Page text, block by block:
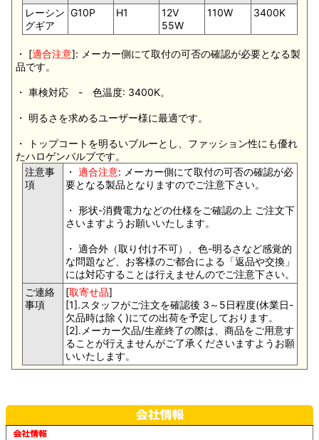
レーシン
グギア
G10P H1
12V
55W
110W 3400K
・ [適合注意]: メーカー側にて取付の可否の確認が必要となる製
品です。
・ 車検対応 - 色温度: 3400K。
・ 明るさを求めるユーザー様に最適です。
・ トップコートを明るいブルーとし、ファッション性にも優れ
たハロゲンバルブです。
注意事
項
・ 適合注意: メーカー側にて取付の可否の確認が必
要となる製品となりますのでご注意下さい。
・ 形状-消費電力などの仕様をご確認の上 ご注文下
さいますようお願いいたします。
・ 適合外（取り付け不可）、色-明るさなど感覚的
な問題など、お客様のご都合による「返品や交換」
には対応することは行えませんのでご注意下さい。
ご連絡
事項
[取寄せ品]
[1].スタッフがご注文を確認後 3～5日程度(休業日-
欠品時は除く)にての出荷を予定しております。
[2].メーカー欠品/生産終了の際は、商品をご用意す
ることが行えませんがご了承くださいますようお願
いいたします。